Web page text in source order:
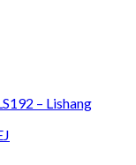
– Lishang